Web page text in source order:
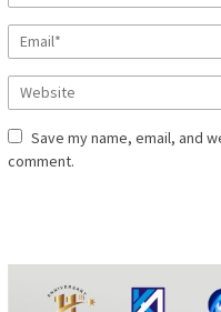
Save my name, email, and
comment.